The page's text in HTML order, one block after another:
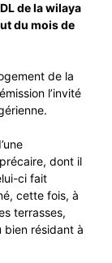
de la wilaya
du mois de
de la
l’invité
dont il
ci fait
cette fois, à
terrasses,
bien résidant à